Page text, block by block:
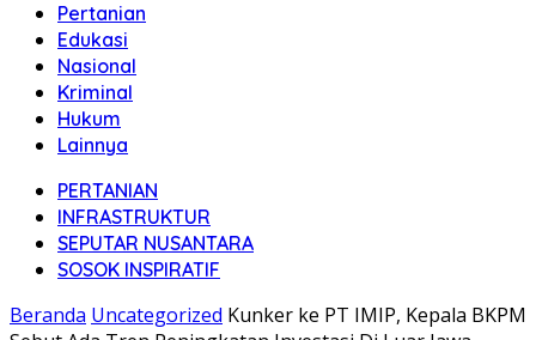
Pertanian
Edukasi
Nasional
Kriminal
Hukum
Lainnya
PERTANIAN
INFRASTRUKTUR
SEPUTAR NUSANTARA
SOSOK INSPIRATIF
Beranda Uncategorized Kunker ke PT IMIP, Kepala BKPM